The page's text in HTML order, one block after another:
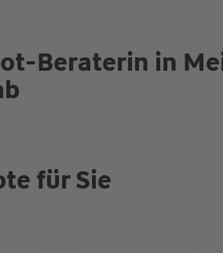
Beraterin in
für Sie